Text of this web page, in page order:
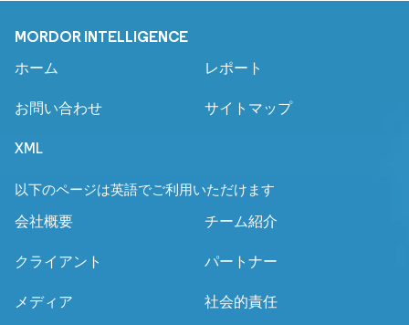
MORDOR INTELLIGENCE
ホーム レポート
お問い合わせ サイトマップ
XML
以下のページは英語でご利用いただけます
会社概要 チーム紹介
クライアント パートナー
メディア 社会的責任